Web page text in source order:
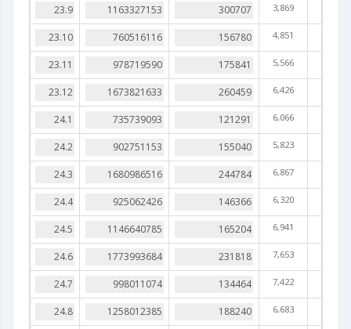
3,869
4,851
5,566
6,426
6,066
5,823
6,867
6,320
6,941
7,653
7,422
6,683